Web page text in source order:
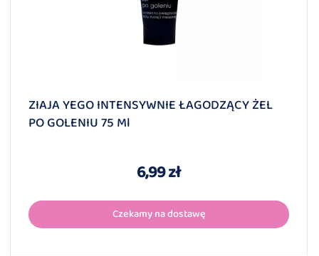
ZIAJA YEGO INTENSYWNIE ŁAGODZĄCY ŻEL
PO GOLENIU 75 Ml
6,99 zł
Czekamy na dostawę